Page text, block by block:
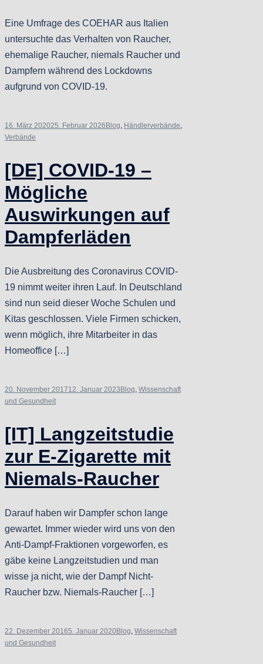
Eine Umfrage des COEHAR aus Italien
untersuchte das Verhalten von Raucher,
ehemalige Raucher, niemals Raucher und
Dampfern während des Lockdowns
aufgrund von COVID-19.
16. März 202025. Februar 2026 Blog, Händlerverbände,
Verbände
[DE] COVID-19 –
Mögliche
Auswirkungen auf
Dampferläden
Die Ausbreitung des Coronavirus COVID-
19 nimmt weiter ihren Lauf. In Deutschland
sind nun seid dieser Woche Schulen und
Kitas geschlossen. Viele Firmen schicken,
wenn möglich, ihre Mitarbeiter in das
Homeoffice […]
20. November 201712. Januar 2023 Blog, Wissenschaft
und Gesundheit
[IT] Langzeitstudie
zur E-Zigarette mit
Niemals-Raucher
Darauf haben wir Dampfer schon lange
gewartet. Immer wieder wird uns von den
Anti-Dampf-Fraktionen vorgeworfen, es
gäbe keine Langzeitstudien und man
wisse ja nicht, wie der Dampf Nicht-
Raucher bzw. Niemals-Raucher […]
22. Dezember 20165. Januar 2020 Blog, Wissenschaft
und Gesundheit